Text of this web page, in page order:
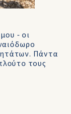
- οι
Πάντα
τους